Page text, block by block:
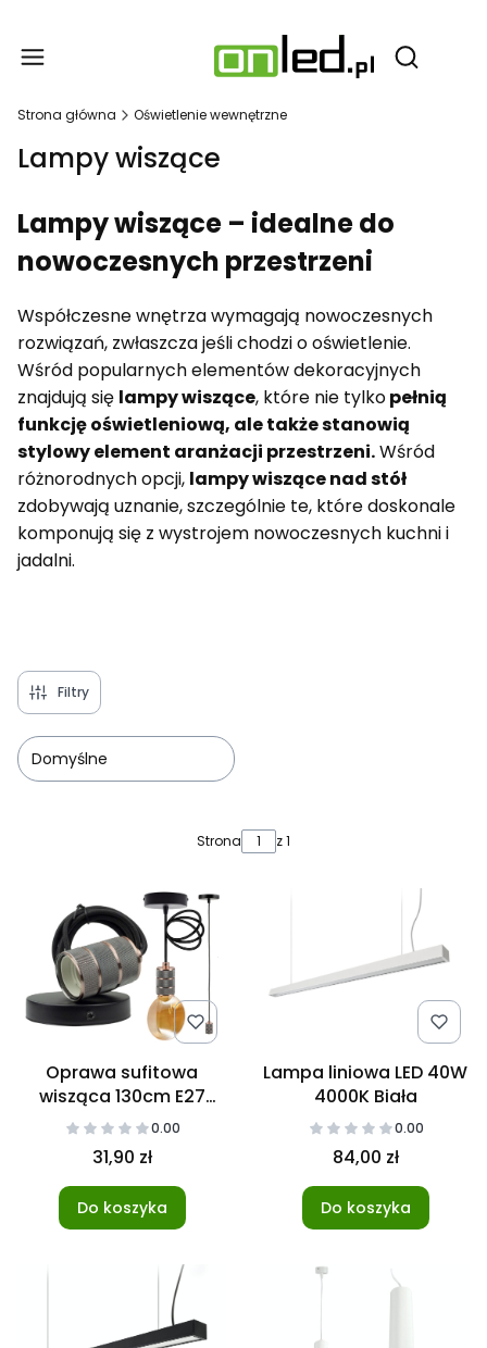
Otwórz
Strona główna Oświetlenie wewnętrzne
Lampy wiszące
Lampy wiszące – idealne do
nowoczesnych przestrzeni
Współczesne wnętrza wymagają nowoczesnych
rozwiązań, zwłaszcza jeśli chodzi o oświetlenie.
Wśród popularnych elementów dekoracyjnych
znajdują się lampy wiszące, które nie tylkopełnią
funkcję oświetleniową, ale także stanowią
stylowy element aranżacji przestrzeni.Wśród
różnorodnych opcji, lampy wiszące nad stół
zdobywają uznanie, szczególnie te, które doskonale
komponują się z wystrojem nowoczesnych kuchni i
jadalni.
Filtry
Domyślne
Strona z 1
Oprawa sufitowa
wisząca 130cm E27
Czerwona miedź
0.00
31,90 zł
Do koszyka
Lampa liniowa LED 40W
4000K Biała
0.00
84,00 zł
Do koszyka